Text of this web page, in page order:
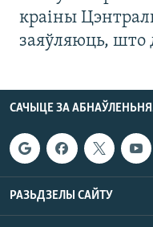
краіны
заяўляюць, што
САЧЫЦЕ ЗА
РАЗЬДЗЕЛЫ САЙТУ